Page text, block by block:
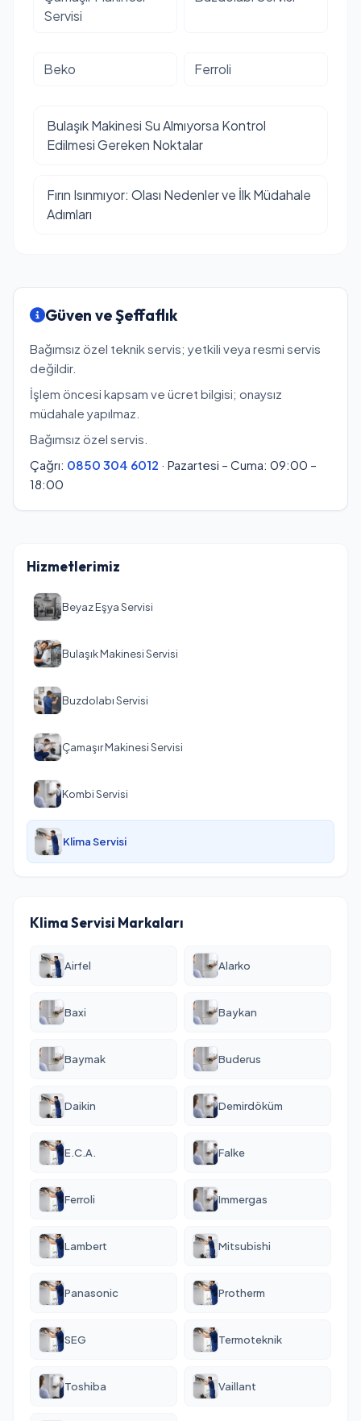
Servisi
Beko Ferroli
Bulaşık Makinesi Su Almıyorsa Kontrol
Edilmesi Gereken Noktalar
Fırın Isınmıyor: Olası Nedenler ve İlk Müdahale
Adımları
Güven ve Şeffaflık
Bağımsız özel teknik servis; yetkili veya resmi servis
değildir.
İşlem öncesi kapsam ve ücret bilgisi; onaysız
müdahale yapılmaz.
Bağımsız özel servis.
Çağrı: 0850 304 6012 · Pazartesi – Cuma: 09:00 –
18:00
Hizmetlerimiz
Beyaz Eşya Servisi
Bulaşık Makinesi Servisi
Buzdolabı Servisi
Çamaşır Makinesi Servisi
Kombi Servisi
Klima Servisi
Klima Servisi Markaları
Airfel Alarko
Baxi Baykan
Baymak Buderus
Daikin Demirdöküm
E.C.A. Falke
Ferroli Immergas
Lambert Mitsubishi
Panasonic Protherm
SEG Termoteknik
Toshiba Vaillant